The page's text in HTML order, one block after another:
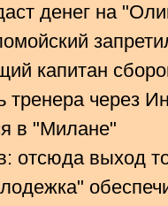
денег на
капитан
тренера через
в "Милане"
отсюда выход